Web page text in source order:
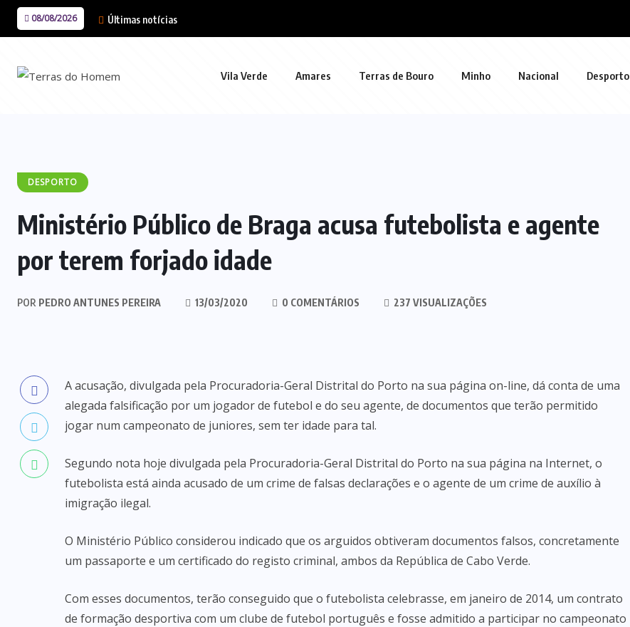
08/08/2026 Últimas notícias
Vila Verde Amares Terras de Bouro Minho Nacional Desporto
DESPORTO
Ministério Público de Braga acusa futebolista e agente
por terem forjado idade
POR PEDRO ANTUNES PEREIRA 13/03/2020 0 COMENTÁRIOS 237 VISUALIZAÇÕES
A acusação, divulgada pela Procuradoria-Geral Distrital do Porto na sua página on-line, dá conta de uma
alegada falsificação por um jogador de futebol e do seu agente, de documentos que terão permitido
jogar num campeonato de juniores, sem ter idade para tal.
Segundo nota hoje divulgada pela Procuradoria-Geral Distrital do Porto na sua página na Internet, o
futebolista está ainda acusado de um crime de falsas declarações e o agente de um crime de auxílio à
imigração ilegal.
O Ministério Público considerou indicado que os arguidos obtiveram documentos falsos, concretamente
um passaporte e um certificado do registo criminal, ambos da República de Cabo Verde.
Com esses documentos, terão conseguido que o futebolista celebrasse, em janeiro de 2014, um contrato
de formação desportiva com um clube de futebol português e fosse admitido a participar no campeonato